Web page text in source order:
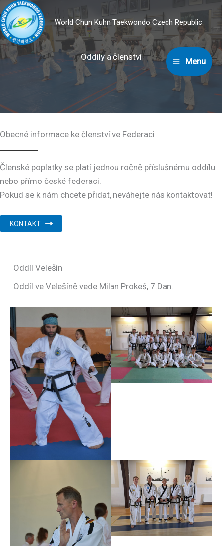
Přeskočit
na
obsah
World Chun Kuhn Taekwondo Czech Republic
Menu
Oddíly a členství
Obecné informace ke členství ve Federaci
Členské poplatky se platí jednou ročně příslušnému oddílu
nebo přímo české federaci.
Pokud se k nám chcete přidat, neváhejte nás kontaktovat!
KONTAKT
Oddíl Velešín
Oddíl ve Velešíně vede Milan Prokeš, 7.Dan.